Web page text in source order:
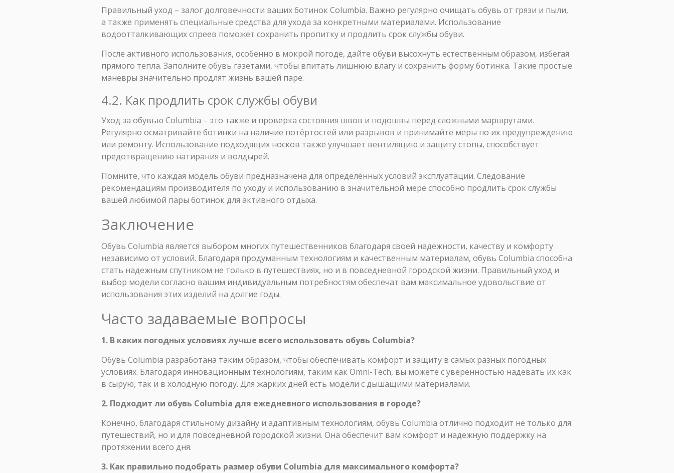
Правильный уход – залог долговечности ваших ботинок Columbia. Важно регулярно очищать обувь от грязи и пыли,
а также применять специальные средства для ухода за конкретными материалами. Использование
водоотталкивающих спреев поможет сохранить пропитку и продлить срок службы обуви.
После активного использования, особенно в мокрой погоде, дайте обуви высохнуть естественным образом, избегая
прямого тепла. Заполните обувь газетами, чтобы впитать лишнюю влагу и сохранить форму ботинка. Такие простые
манёвры значительно продлят жизнь вашей паре.
4.2. Как продлить срок службы обуви
Уход за обувью Columbia – это также и проверка состояния швов и подошвы перед сложными маршрутами.
Регулярно осматривайте ботинки на наличие потёртостей или разрывов и принимайте меры по их предупреждению
или ремонту. Использование подходящих носков также улучшает вентиляцию и защиту стопы, способствует
предотвращению натирания и волдырей.
Помните, что каждая модель обуви предназначена для определённых условий эксплуатации. Следование
рекомендациям производителя по уходу и использованию в значительной мере способно продлить срок службы
вашей любимой пары ботинок для активного отдыха.
Заключение
Обувь Columbia является выбором многих путешественников благодаря своей надежности, качеству и комфорту
независимо от условий. Благодаря продуманным технологиям и качественным материалам, обувь Columbia способна
стать надежным спутником не только в путешествиях, но и в повседневной городской жизни. Правильный уход и
выбор модели согласно вашим индивидуальным потребностям обеспечат вам максимальное удовольствие от
использования этих изделий на долгие годы.
Часто задаваемые вопросы
1. В каких погодных условиях лучше всего использовать обувь Columbia?
Обувь Columbia разработана таким образом, чтобы обеспечивать комфорт и защиту в самых разных погодных
условиях. Благодаря инновационным технологиям, таким как Omni-Tech, вы можете с уверенностью надевать их как
в сырую, так и в холодную погоду. Для жарких дней есть модели с дышащими материалами.
2. Подходит ли обувь Columbia для ежедневного использования в городе?
Конечно, благодаря стильному дизайну и адаптивным технологиям, обувь Columbia отлично подходит не только для
путешествий, но и для повседневной городской жизни. Она обеспечит вам комфорт и надежную поддержку на
протяжении всего дня.
3. Как правильно подобрать размер обуви Columbia для максимального комфорта?